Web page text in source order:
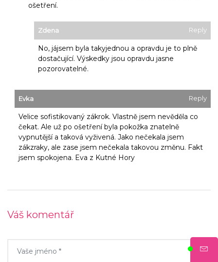
ošetření.
Zdena Reply
No, jájsem byla takyjednou a opravdu je to plně
dostačující. Výskedky jsou opravdu jasne
pozorovatelné.
Evka Reply
Velice sofistikovaný zákrok. Vlastně jsem nevěděla co
čekat. Ale už po ošetření byla pokožka znatelně
vypnutější a taková vyživená. Jako nečekala jsem
zákzraky, ale zase jsem nečekala takovou změnu. Fakt
jsem spokojena. Eva z Kutné Hory
Váš komentář